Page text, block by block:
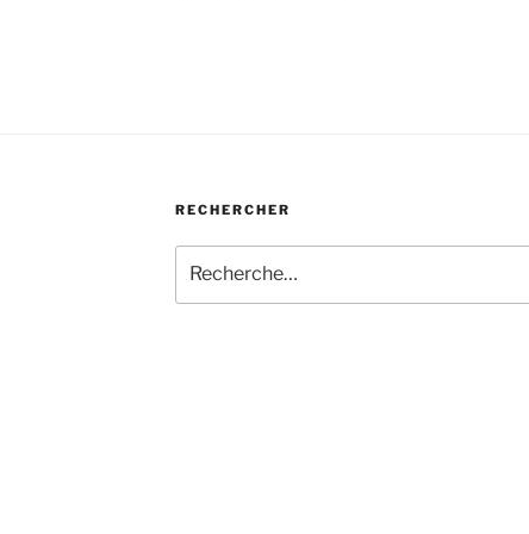
RECHERCHER
pour
: